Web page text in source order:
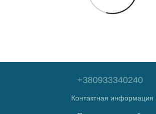
+380933340240
Контактная информация